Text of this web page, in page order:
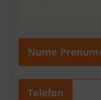
Nume
Telefon